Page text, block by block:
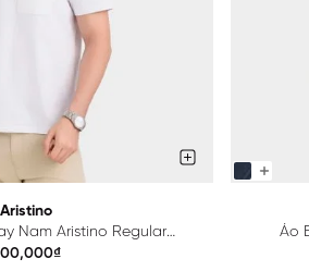
Aristino
Nam Aristino Regular
Áo